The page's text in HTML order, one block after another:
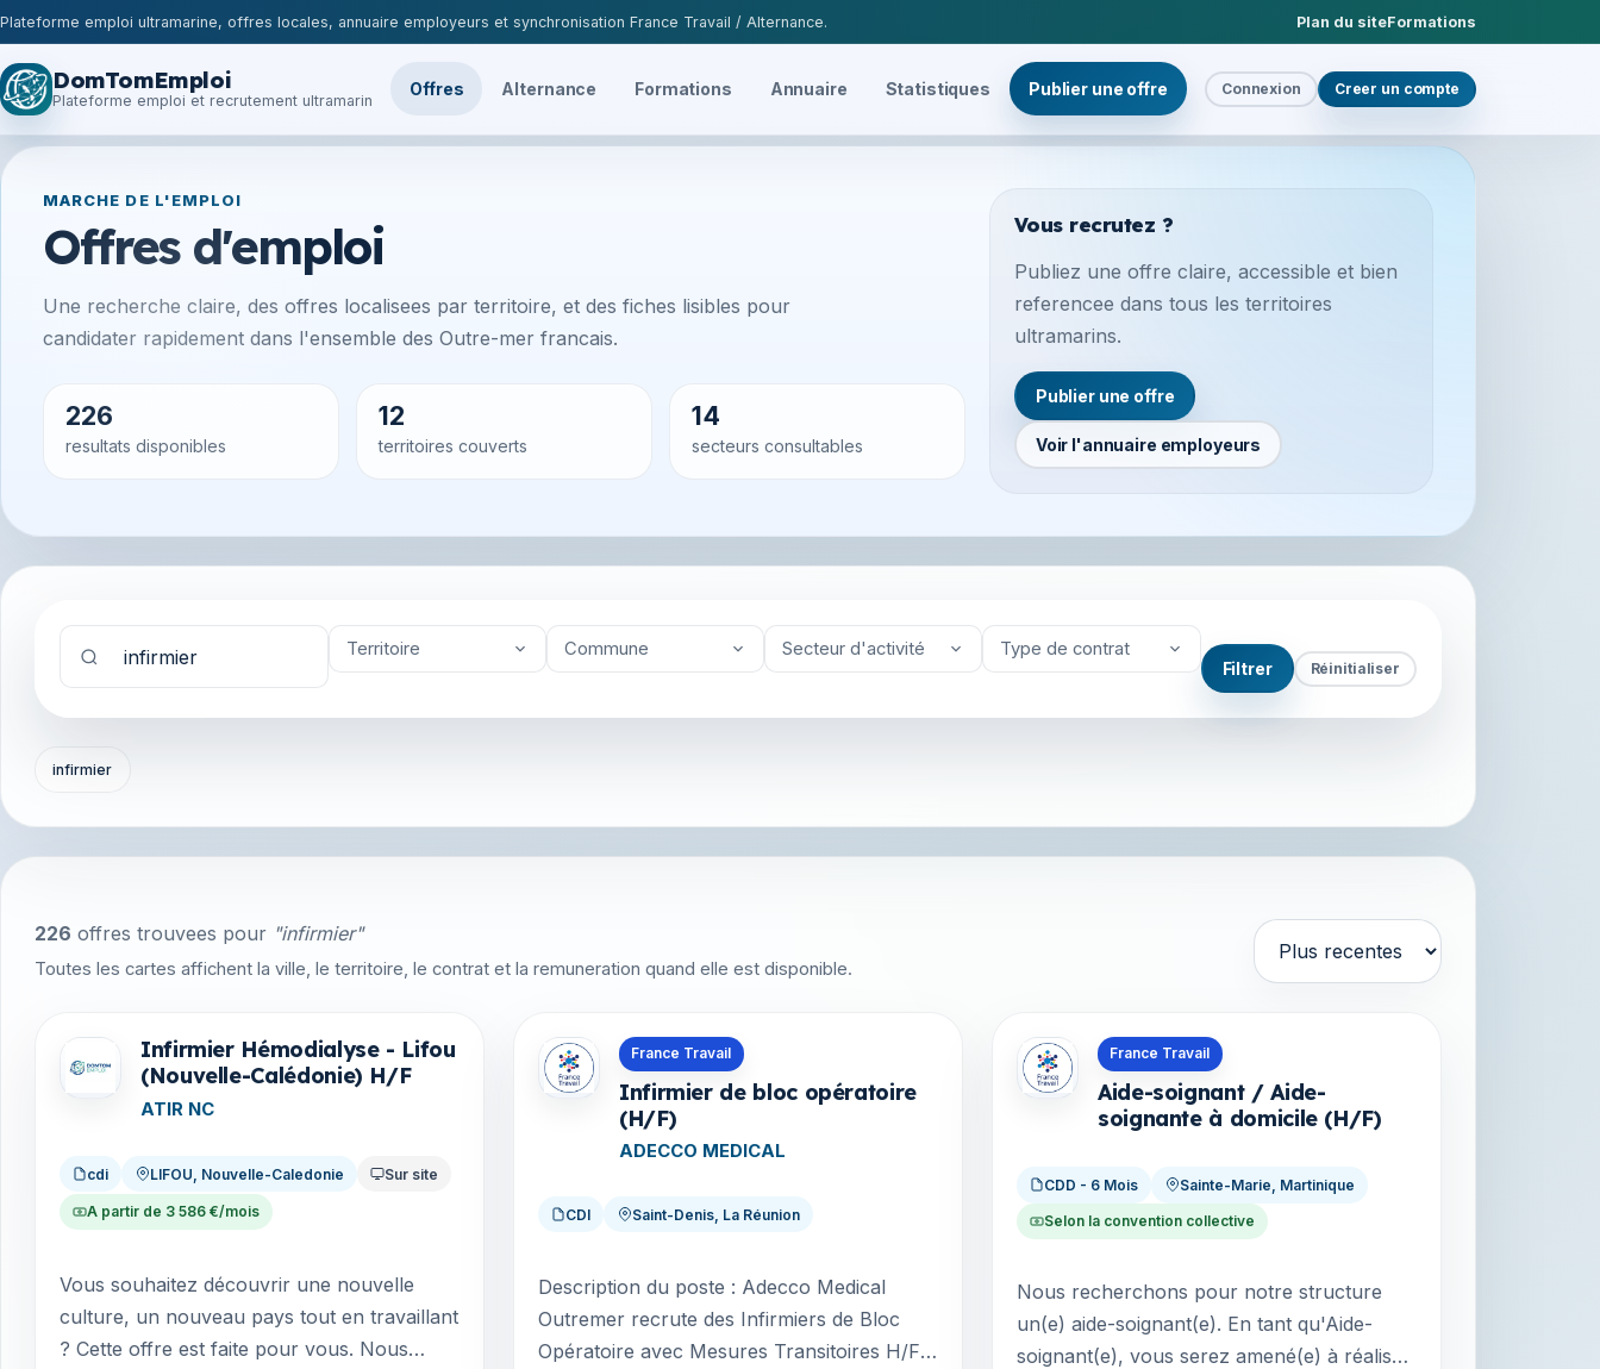
Plateforme emploi ultramarine, offres locales, annuaire employeurs et synchronisation France Travail / Alternance. Plan du siteFormations
DomTomEmploi
Plateforme emploi et recrutement ultramarin
Offres Alternance Formations Annuaire Statistiques Publier une offre Connexion Creer un compte
MARCHE DE L'EMPLOI
Offres d'emploi
Une recherche claire, des offres localisees par territoire, et des fiches lisibles pour
candidater rapidement dans l'ensemble des Outre-mer francais.
226
resultats disponibles
12
territoires couverts
14
secteurs consultables
Vous recrutez ?
Publiez une offre claire, accessible et bien
referencee dans tous les territoires
ultramarins.
Publier une offre
Voir l'annuaire employeurs
Territoire Commune Secteur d'activité Type de contrat
Filtrer Réinitialiser
infirmier
226 offres trouvees pour "infirmier"
Toutes les cartes affichent la ville, le territoire, le contrat et la remuneration quand elle est disponible.
Trier par
Infirmier Hémodialyse - Lifou
(Nouvelle-Calédonie) H/F
ATIR NC
cdi LIFOU, Nouvelle-Caledonie Sur site
A partir de 3 586 €/mois
Vous souhaitez découvrir une nouvelle
culture, un nouveau pays tout en travaillant
? Cette offre est faite pour vous. Nous
Offres en Nouvelle-Caledonie France Travail
Infirmier de bloc opératoire
(H/F)
ADECCO MEDICAL
CDI Saint-Denis, La Réunion
Description du poste : Adecco Medical
Outremer recrute des Infirmiers de Bloc
Opératoire avec Mesures Transitoires H/F à
Offres en La Réunion France Travail
Aide-soignant / Aide-
soignante à domicile (H/F)
CDD - 6 Mois Sainte-Marie, Martinique
Selon la convention collective
Nous recherchons pour notre structure
un(e) aide-soignant(e). En tant qu'Aide-
soignant(e), vous serez amené(e) à réaliser
Offres en Martinique